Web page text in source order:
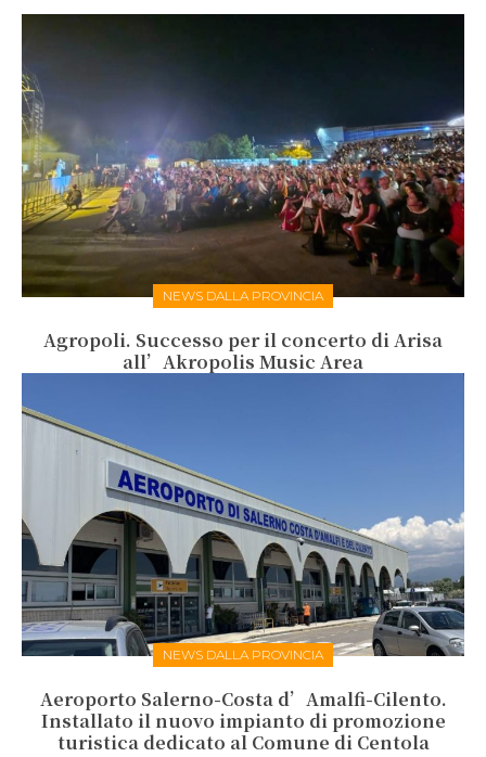
NEWS DALLA PROVINCIA
Agropoli. Successo per il concerto di Arisa
all’Akropolis Music Area
NEWS DALLA PROVINCIA
Aeroporto Salerno-Costa d’Amalfi-Cilento.
Installato il nuovo impianto di promozione
turistica dedicato al Comune di Centola